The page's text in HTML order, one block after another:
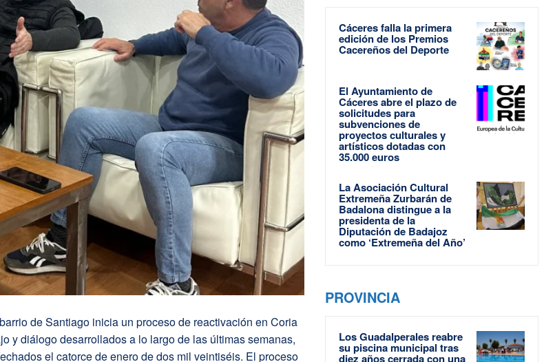
de Santiago inicia un proceso de reactivación en Coria
y diálogo desarrollados a lo largo de las últimas semanas,
el catorce de enero de dos mil veintiséis. El proceso
Cáceres falla la primera
edición de los Premios
Cacereños del Deporte
El Ayuntamiento de
Cáceres abre el plazo de
solicitudes para
subvenciones de
proyectos culturales y
artísticos dotadas con
35.000 euros
La Asociación Cultural
Extremeña Zurbarán de
Badalona distingue a la
presidenta de la
Diputación de Badajoz
como ‘Extremeña del Año’
PROVINCIA
Los Guadalperales reabre
su piscina municipal tras
diez años cerrada con una